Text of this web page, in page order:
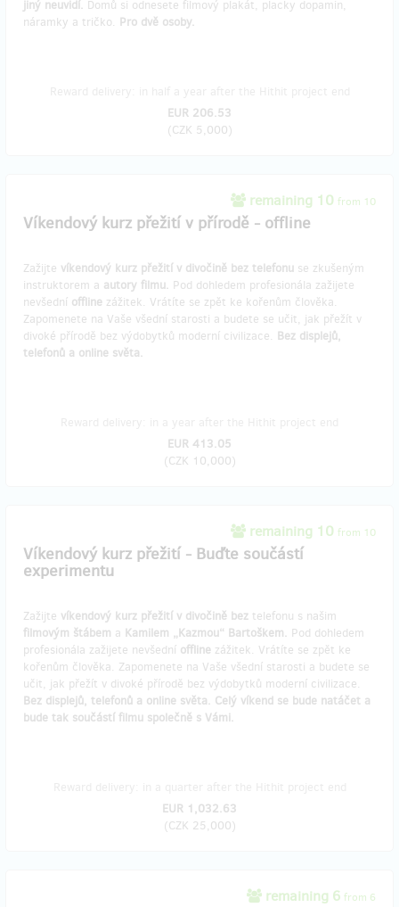
jiný neuvidí. Domů si odnesete filmový plakát, placky dopamin,
náramky a tričko. Pro dvě osoby.
EUR 206.53
(CZK 5,000)
remaining 10 from 10
Víkendový kurz přežití v přírodě - offline
Zažijte víkendový kurz přežití v divočině bez telefonu se zkušeným
instruktorem a autory filmu. Pod dohledem profesionála zažijete
nevšední offline zážitek. Vrátíte se zpět ke kořenům člověka.
Zapomenete na Vaše všední starosti a budete se učit, jak přežít v
divoké přírodě bez výdobytků moderní civilizace. Bez displejů,
telefonů a online světa.
EUR 413.05
(CZK 10,000)
remaining 10 from 10
Víkendový kurz přežití - Buďte součástí
experimentu
Zažijte víkendový kurz přežití v divočině bez telefonu s našim
filmovým štábem a Kamilem „Kazmou“ Bartoškem. Pod dohledem
profesionála zažijete nevšední offline zážitek. Vrátíte se zpět ke
kořenům člověka. Zapomenete na Vaše všední starosti a budete se
učit, jak přežít v divoké přírodě bez výdobytků moderní civilizace.
Bez displejů, telefonů a online světa. Celý víkend se bude natáčet a
bude tak součástí filmu společně s Vámi.
EUR 1,032.63
(CZK 25,000)
remaining 6 from 6